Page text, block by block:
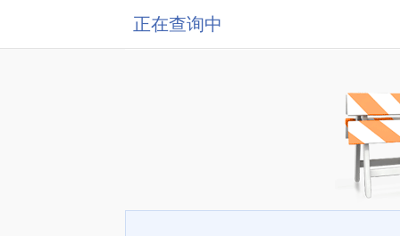
正在查询中